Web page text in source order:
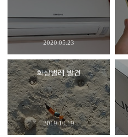
2020.05.23
화상벌레 발견
2019.10.19